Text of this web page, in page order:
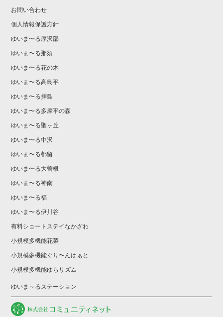
お問い合わせ
個人情報保護方針
ゆいま〜る厚沢部
ゆいま〜る那須
ゆいま〜る花の木
ゆいま〜る高島平
ゆいま〜る拝島
ゆいま〜る多摩平の森
ゆいま〜る聖ヶ丘
ゆいま〜る中沢
ゆいま〜る都留
ゆいま〜る大曽根
ゆいま〜る神南
ゆいま〜る福
ゆいま〜る伊川谷
有料ショートステイなかざわ
小規模多機能花菜
小規模多機能ぐり〜んはぁと
小規模多機能ゆらリズム
ゆいま～るステーション